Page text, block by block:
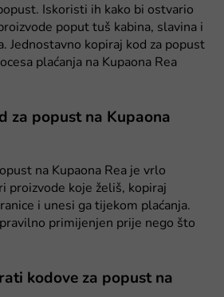
Iskoristi ih kako bi ostvario
poput tuš kabina, slavina i
Jednostavno kopiraj kod za popust
plaćanja na Kupaona Rea
za popust na Kupaona
na Kupaona Rea je vrlo
proizvode koje želiš, kopiraj
i unesi ga tijekom plaćanja.
primijenjen prije nego što
kodove za popust na